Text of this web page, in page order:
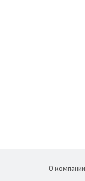
О компании